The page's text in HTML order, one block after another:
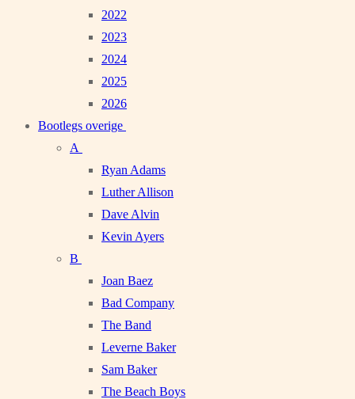
2022
2023
2024
2025
2026
Bootlegs overige
A
Ryan Adams
Luther Allison
Dave Alvin
Kevin Ayers
B
Joan Baez
Bad Company
The Band
Leverne Baker
Sam Baker
The Beach Boys